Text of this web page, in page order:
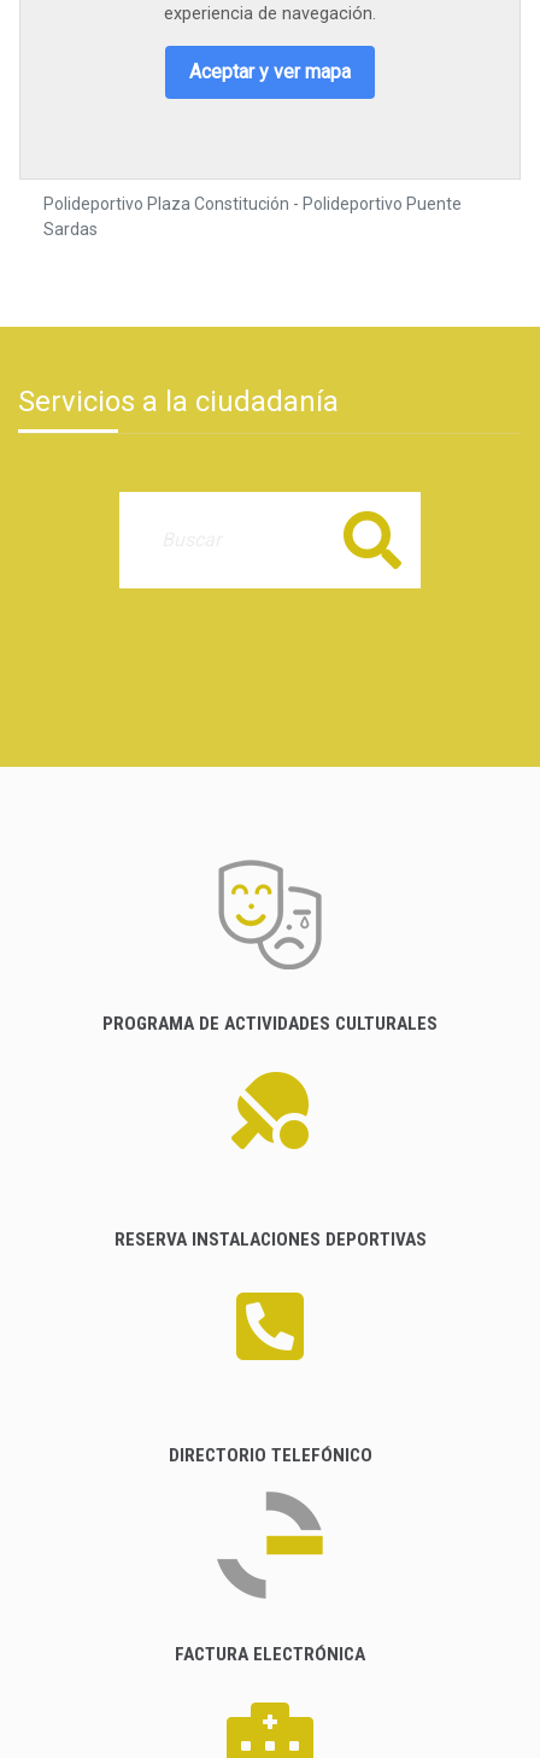
experiencia de navegación.
Aceptar y ver mapa
Polideportivo Plaza Constitución - Polideportivo Puente
Sardas
Servicios a la ciudadanía
Buscar
PROGRAMA DE ACTIVIDADES CULTURALES
RESERVA INSTALACIONES DEPORTIVAS
DIRECTORIO TELEFÓNICO
FACTURA ELECTRÓNICA